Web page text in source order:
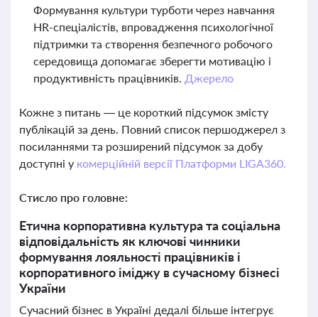
Формування культури турботи через навчання
HR-спеціалістів, впровадження психологічної
підтримки та створення безпечного робочого
середовища допомагає зберегти мотивацію і
продуктивність працівників. Джерело
Кожне з питань — це короткий підсумок змісту
публікацій за день. Повний список першоджерел з
посиланнями та розширений підсумок за добу
доступні у комерційній версії Платформи LIGA360.
Стисло про головне:
Етична корпоративна культура та соціальна
відповідальність як ключові чинники
формування лояльності працівників і
корпоративного іміджу в сучасному бізнесі
України
Сучасний бізнес в Україні дедалі більше інтегрує